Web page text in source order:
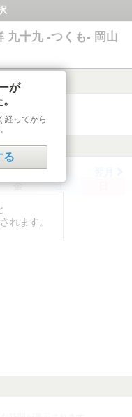
九十九 -つくも- 岡山
金 土
れます。
が
経ってから
る